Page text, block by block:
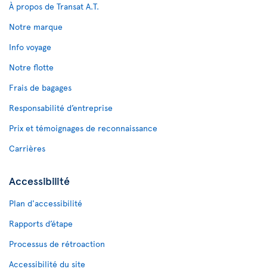
À propos de Transat A.T.
Notre marque
Info voyage
Notre flotte
Frais de bagages
Responsabilité d’entreprise
Prix et témoignages de reconnaissance
Carrières
Accessibilité
Plan d'accessibilité
Rapports d’étape
Processus de rétroaction
Accessibilité du site